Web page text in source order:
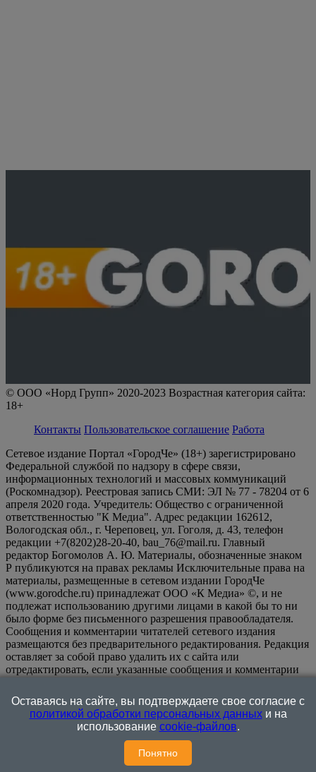
© ООО «Норд Групп» 2020-2023 Возрастная категория сайта:
18+
Контакты Пользовательское соглашение Работа
Сетевое издание Портал «ГородЧе» (18+) зарегистрировано
Федеральной службой по надзору в сфере связи,
информационных технологий и массовых коммуникаций
(Роскомнадзор). Реестровая запись СМИ: ЭЛ № 77 - 78204 от 6
апреля 2020 года. Учредитель: Общество с ограниченной
ответственностью "К Медиа". Адрес редакции 162612,
Вологодская обл., г. Череповец, ул. Гоголя, д. 43, телефон
редакции +7(8202)28-20-40, bau_76@mail.ru. Главный
редактор Богомолов А. Ю. Материалы, обозначенные знаком
Р публикуются на правах рекламы Исключительные права на
материалы, размещенные в сетевом издании ГородЧе
(www.gorodche.ru) принадлежат ООО «К Медиа» ©, и не
подлежат использованию другими лицами в какой бы то ни
было форме без письменного разрешения правообладателя.
Сообщения и комментарии читателей сетевого издания
размещаются без предварительного редактирования. Редакция
оставляет за собой право удалить их с сайта или
отредактировать, если указанные сообщения и комментарии
или нарушением иных требований закона.
информационном ресурсе применяются рекомендательные
технологии (информационные технологии предоставления
информации на основе сбора, систематизации и анализа
сведений, относящихся к предпочтениям пользователей сети
"Интернет", находящихся на территории Российской
Оставаясь на сайте, вы подтверждаете свое согласие с
политикой обработки персональных данныхи на
использование cookie-файлов.
Понятно